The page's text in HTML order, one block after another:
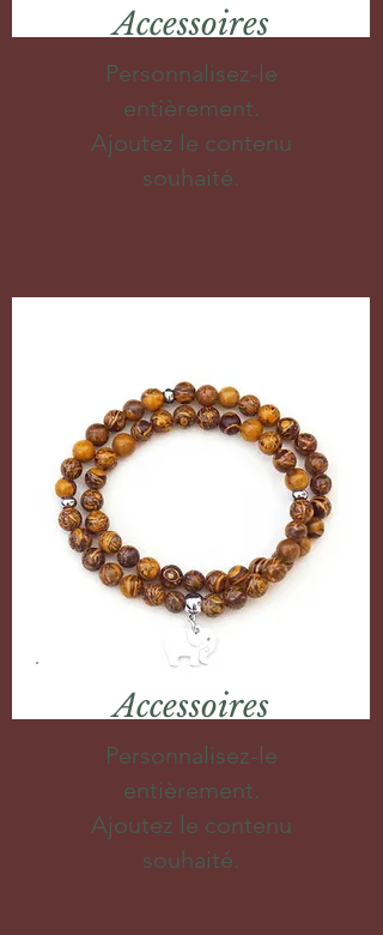
Accessoires
Personnalisez-le
entièrement.
Ajoutez le contenu
souhaité.
Accessoires
Personnalisez-le
entièrement.
Ajoutez le contenu
souhaité.